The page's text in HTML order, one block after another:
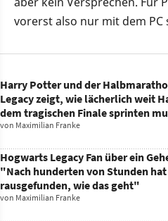
vorerst also nur mit dem PC
Harry Potter und der
Legacy zeigt, wie lächerlich weit
dem tragischen Finale sprinten
von Maximilian Franke
Hogwarts Legacy Fan über ein
"Nach hunderten von Stunden hat
rausgefunden, wie das geht"
von Maximilian Franke